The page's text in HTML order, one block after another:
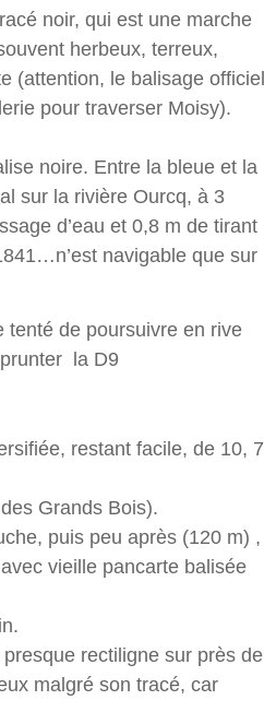
noir, qui est une marche
herbeux, terreux,
(attention, le balisage officiel
pour traverser Moisy).
noire. Entre la bleue et la
sur la rivière Ourcq, à 3
d’eau et 0,8 m de tirant
navigable que sur
tenté de poursuivre en rive
la D9
restant facile, de 10, 7
Grands Bois).
puis peu après (120 m) ,
vieille pancarte balisée
rectiligne sur près de
malgré son tracé, car